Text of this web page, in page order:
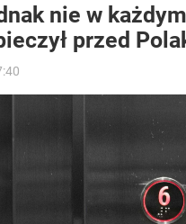
nie w
przed